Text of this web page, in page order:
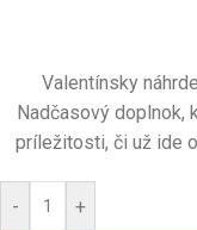
Valentínsky
Nadčasový doplnok,
príležitosti, či už ide
- +